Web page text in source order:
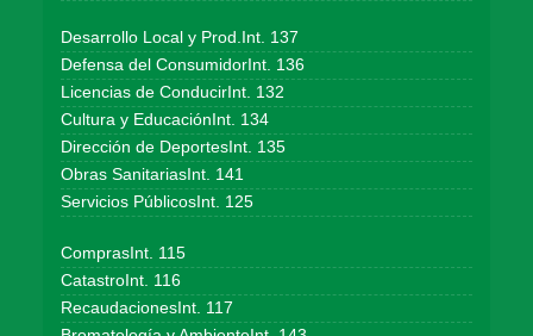
Desarrollo Local y Prod.Int. 137
Defensa del ConsumidorInt. 136
Licencias de ConducirInt. 132
Cultura y EducaciónInt. 134
Dirección de DeportesInt. 135
Obras SanitariasInt. 141
Servicios PúblicosInt. 125
ComprasInt. 115
CatastroInt. 116
RecaudacionesInt. 117